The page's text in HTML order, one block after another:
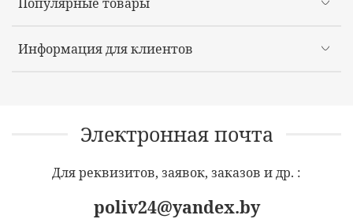
Информация для клиентов
Электронная почта
Для реквизитов, заявок, заказов и др. :
poliv24@yandex.by